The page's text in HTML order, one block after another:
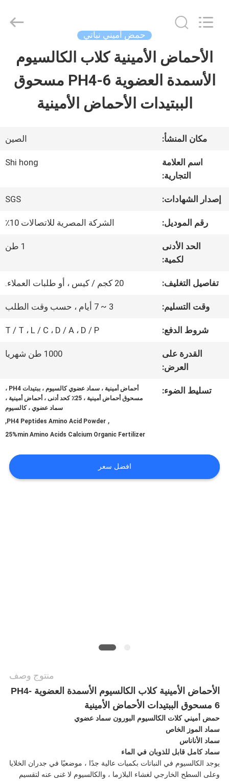
الصفحة
الرئيسية
أشرطة
معلومات
جولة
المعمل
الجودة
اطلب
Sichuan
Shihong
حمض أميني نباتي
الأحماض الأمينية كلاب الكالسيوم
الأسمدة العضوية PH4-6 مسحوق
الببتيدات الأحماض الأمينية
مكان المنشأ: الصين
اسم العلامة
التجارية:
Shi hong
إصدار الشهادات: SGS
رقم الموديل: الشركة المصرية للاتصالات 10٪
الحد الأدنى
لكمية:
1 طن
تفاصيل التغليف: 20 كجم / كيس ، أو طلبات العملاء.
وقت التسليم: 3 ~ 7 أيام ، حسب وقت الطلب
شروط الدفع: T / T ، L / C ، D / A ، D / P
القدرة على
العرض:
1000 طن شهريا
تسليط الضوء:
أحماض أمينية ، سماد عضوي كالسيوم ، ببتيدات PH4 ،
مسحوق أحماض أمينية ، 25٪ كحد أدنى ، أحماض أمينية ،
سماد عضوي ، كالسيوم
,
PH4 Peptides Amino Acid Powder
,
25%min Amino Acids Calcium Organic Fertilizer
افضل سعر
منتوج وصف
الأحماض الأمينية كلاب الكالسيوم الأسمدة العضوية PH4-
6 مسحوق الببتيدات الأحماض الأمينية
حمض أميني كلات الكالسيوم البورون سماد عضوي
سماد الموز الخاص
سماد الأناناس
سماد كامل قابل للذوبان في الماء
يوجد الكالسيوم في النباتات بكميات عالية جدًا ، موضعيًا في جدران الخلايا
وعلى السطح الخارجي لغشاء البلازما ، والكالسيوم لا غنى عنه لتقسيم